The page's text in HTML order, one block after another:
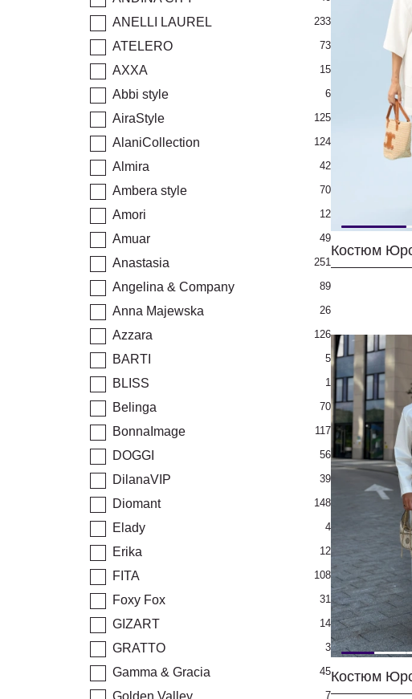
ANELLI LAUREL 233
ATELERO 73
AXXA 15
Abbi style 6
AiraStyle 125
AlaniCollection 124
Almira 42
Ambera style 70
Amori 12
Amuar 49
Anastasia 251
Angelina & Company 89
Anna Majewska 26
Azzara 126
BARTI 5
BLISS 1
Belinga 70
BonnaImage 117
DOGGI 56
DilanaVIP 39
Diomant 148
Elady 4
Erika 12
FITA 108
Foxy Fox 31
GIZART 14
GRATTO 3
Gamma & Gracia 45
Golden Valley 7
Костюм